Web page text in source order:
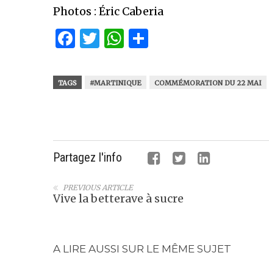
Photos : Éric Caberia
Facebook
Twitter
WhatsApp
TAGS #MARTINIQUE COMMÉMORATION DU 22 MAI
Partagez l'info
PREVIOUS ARTICLE
Vive la betterave à sucre
A LIRE AUSSI SUR LE MÊME SUJET